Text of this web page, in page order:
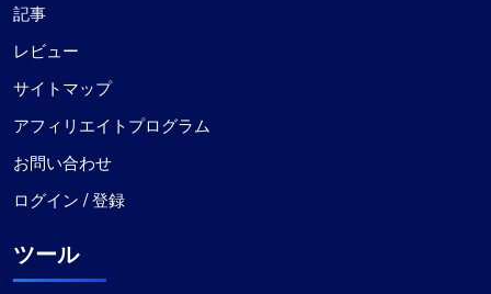
記事
レビュー
サイトマップ
アフィリエイトプログラム
お問い合わせ
ログイン / 登録
ツール